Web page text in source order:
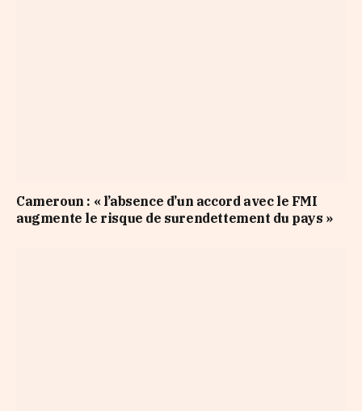
Cameroun : « l’absence d’un accord avec le FMI
augmente le risque de surendettement du pays »